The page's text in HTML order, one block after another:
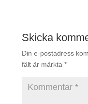
Skicka
Din e-postadress
fält är märkta *